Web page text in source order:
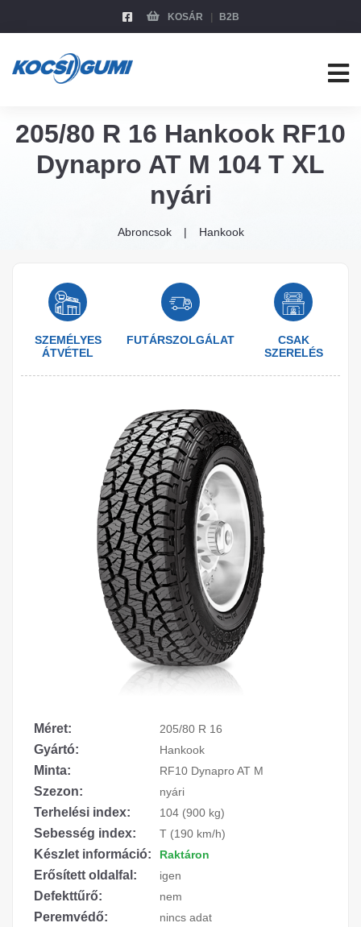
KOSÁR B2B
205/80 R 16 Hankook RF10
Dynapro AT M 104 T XL
nyári
Abroncsok Hankook
SZEMÉLYES
ÁTVÉTEL
FUTÁRSZOLGÁLAT
CSAK
SZERELÉS
Méret: 205/80 R 16
Gyártó: Hankook
Minta: RF10 Dynapro AT M
Szezon: nyári
Terhelési index: 104 (900 kg)
Sebesség index: T (190 km/h)
Készlet információ: Raktáron
Erősített oldalfal: igen
Defekttűrő: nem
Peremvédő: nincs adat